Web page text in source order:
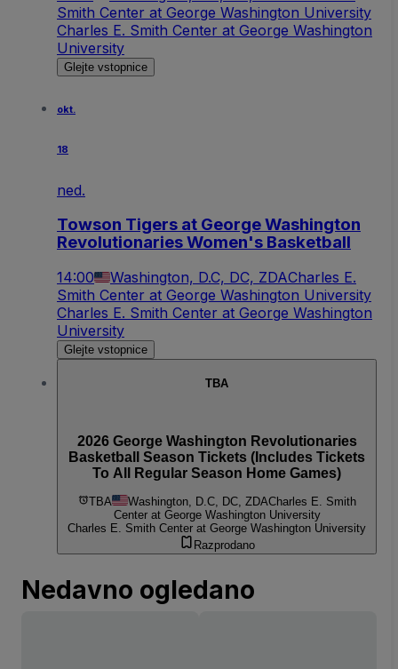
Smith Center at George Washington University
Charles E. Smith Center at George Washington
University
Glejte vstopnice
okt.
18
ned.
Towson Tigers at George Washington
Revolutionaries Women's Basketball
14:00 Washington, D.C, DC, ZDACharles E.
Smith Center at George Washington University
Charles E. Smith Center at George Washington
University
Glejte vstopnice
TBA
2026 George Washington Revolutionaries
Basketball Season Tickets (Includes Tickets
To All Regular Season Home Games)
TBA Washington, D.C, DC, ZDACharles E. Smith
Center at George Washington University
Charles E. Smith Center at George Washington University
Razprodano
Nedavno ogledano